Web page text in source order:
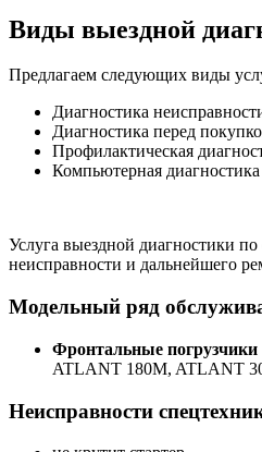
Виды выездной
Предлагаем следующих виды
Диагностика
Диагностика перед
Профилактическая
Компьютерная диагностика
Услуга выездной диагностики
неисправности и дальнейшего
Модельный ряд
Фронтальные погрузчики
ATLANT 180M, ATLANT
Неисправности